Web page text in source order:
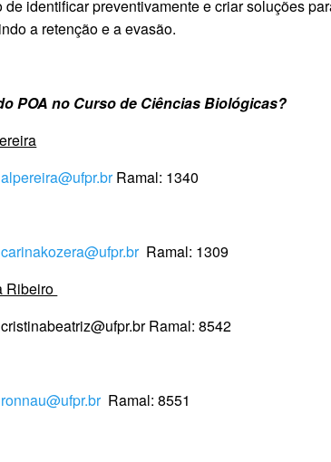
identificar preventivamente e criar soluções
a retenção e a evasão.
POA no Curso de Ciências Biológicas?
alpereira@ufpr.brRamal: 1340
carinakozera@ufpr.br Ramal: 1309
Ribeiro
Ramal: 8542
ronnau@ufpr.br Ramal: 8551